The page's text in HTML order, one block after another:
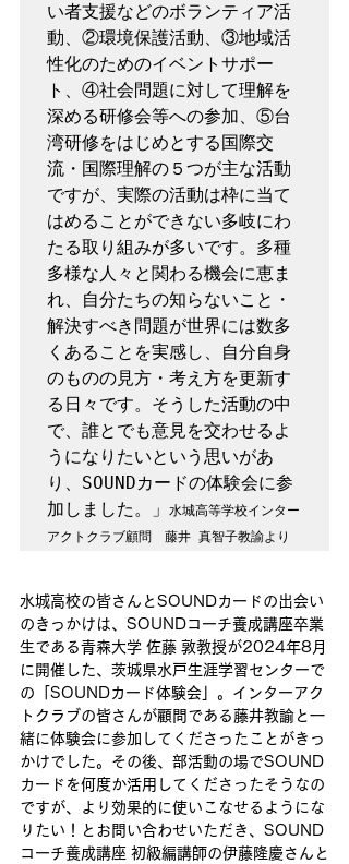
い者支援などのボランティア活
動、②環境保護活動、③地域活
性化のためのイベントサポー
ト、④社会問題に対して理解を
深める研修会等への参加、⑤台
湾研修をはじめとする国際交
流・国際理解の５つが主な活動
ですが、実際の活動は枠に当て
はめることができない多岐にわ
たる取り組みが多いです。多種
多様な人々と関わる機会に恵ま
れ、自分たちの知らないこと・
解決すべき問題が世界には数多
くあることを実感し、自分自身
のものの見方・考え方を更新す
る日々です。そうした活動の中
で、誰とでも意見を交わせるよ
うになりたいという思いがあ
り、SOUNDカードの体験会に参
加しました。」
水城高等学校インター
アクトクラブ顧問　藤井 真智子教諭より
水城高校の皆さんとSOUNDカードの出会い
のきっかけは、SOUNDコーチ養成講座卒業
生である青森大学 佐藤 敦教授が2024年8月
に開催した、茨城県水戸生涯学習センターで
の「SOUNDカード体験会」。インターアク
トクラブの皆さんが顧問である藤井教諭と一
緒に体験会に参加してくださったことがきっ
かけでした。その後、部活動の場でSOUND
カードを何度か活用してくださったそうなの
ですが、より効果的に使いこなせるようにな
りたい！とお問い合わせいただき、SOUND
コーチ養成講座 初級編講師の伊藤隆慶さんと